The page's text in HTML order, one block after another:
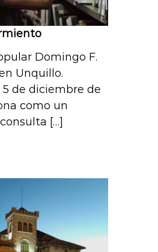
Domingo F.
Unquillo.
de diciembre de
como un
[…]